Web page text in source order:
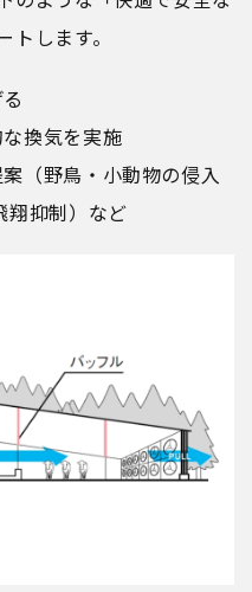
します。
換気を実施
（野鳥・小動物の侵入
翔抑制）など